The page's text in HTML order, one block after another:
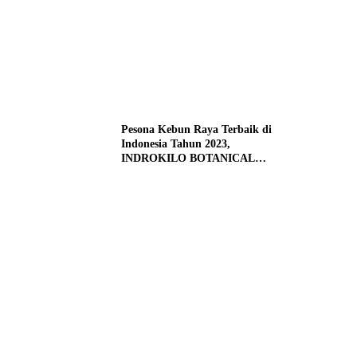
Pesona Kebun Raya Terbaik di
Indonesia Tahun 2023,
INDROKILO BOTANICAL